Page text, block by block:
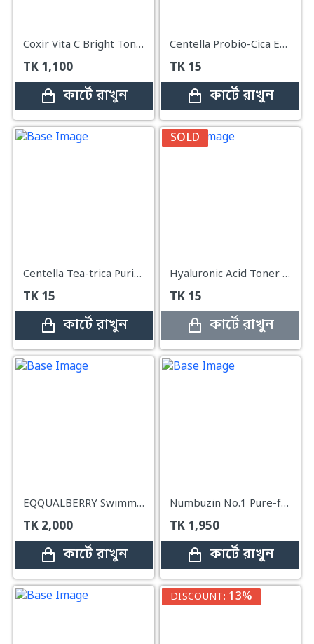
Coxir Vita C Bright Toner – 150ml
TK 1,100
কার্টে রাখুন
Centella Probio-Cica Essence Toner Mini
TK 15
কার্টে রাখুন
Centella Tea-trica Purifying Toner Mini
TK 15
কার্টে রাখুন
SOLD
Hyaluronic Acid Toner Mini
TK 15
কার্টে রাখুন
EQQUALBERRY Swimming Pool Daily Facial Toner – 300ml
TK 2,000
কার্টে রাখুন
Numbuzin No.1 Pure-full Calming Herb Toner – 300ml
TK 1,950
কার্টে রাখুন
DISCOUNT: 13%